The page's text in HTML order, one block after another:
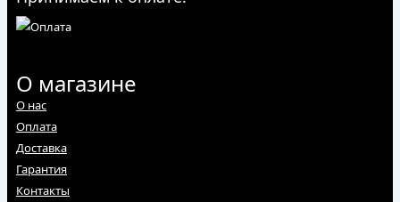
О магазине
О нас
Оплата
Доставка
Гарантия
Контакты